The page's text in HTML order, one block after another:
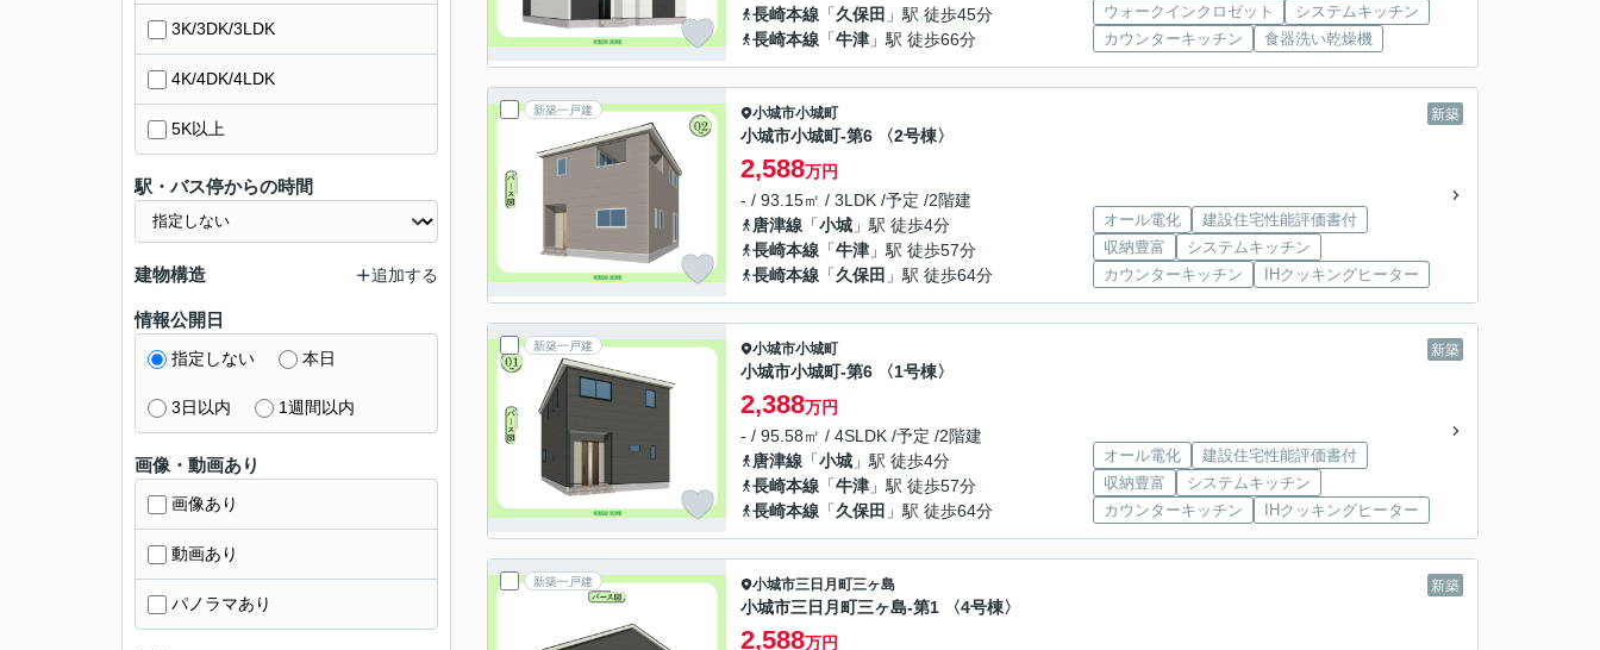
長崎本線 「久保田 」駅 徒歩45分
長崎本線 「牛津 」駅 徒歩66分
ウォークインクロゼット
システムキッチン
カウンターキッチン
食器洗い乾燥機
新築一戸建 新築
小城市小城町
小城市小城町-第6 〈2号棟〉
2,588万円
- / 93.15㎡ / 3LDK /予定 /2階建
唐津線 「小城 」駅 徒歩4分
長崎本線 「牛津 」駅 徒歩57分
長崎本線 「久保田 」駅 徒歩64分
オール電化
建設住宅性能評価書付
収納豊富
システムキッチン
カウンターキッチン
IHクッキングヒーター
新築一戸建 新築
小城市小城町
小城市小城町-第6 〈1号棟〉
2,388万円
- / 95.58㎡ / 4SLDK /予定 /2階建
唐津線 「小城 」駅 徒歩4分
長崎本線 「牛津 」駅 徒歩57分
長崎本線 「久保田 」駅 徒歩64分
オール電化
建設住宅性能評価書付
収納豊富
システムキッチン
カウンターキッチン
IHクッキングヒーター
新築一戸建 新築
小城市三日月町三ヶ島
小城市三日月町三ヶ島-第1 〈4号棟〉
2,588万円
3K/3DK/3LDK
4K/4DK/4LDK
5K以上
駅・バス停からの時間
建物構造 追加する
情報公開日
指定しない 本日
3日以内 1週間以内
画像・動画あり
画像あり
動画あり
パノラマあり